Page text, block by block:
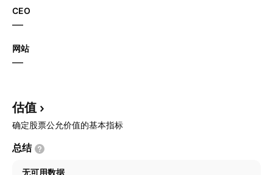
CEO
—
网站
—
估值
确定股票公允价值的基本指标
总结
无可用数据